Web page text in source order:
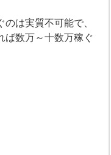
は実質不可能で、
ば数万～十数万稼ぐ